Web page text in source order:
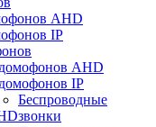
AHD
IP
AHD
IP
Беспроводные
звонки